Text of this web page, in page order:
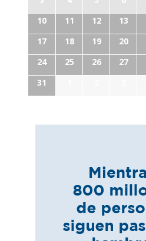
10
11 12 13
17
18 19 20
24
25 26 27
31